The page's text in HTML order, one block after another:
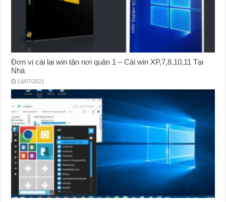
Đơn vị cài lại win tận nơi quận 1 – Cài win XP,7,8,10,11 Tại
Nhà
13/07/2021